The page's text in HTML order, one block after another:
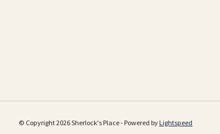
© Copyright 2026 Sherlock's Place - Powered byLightspeed